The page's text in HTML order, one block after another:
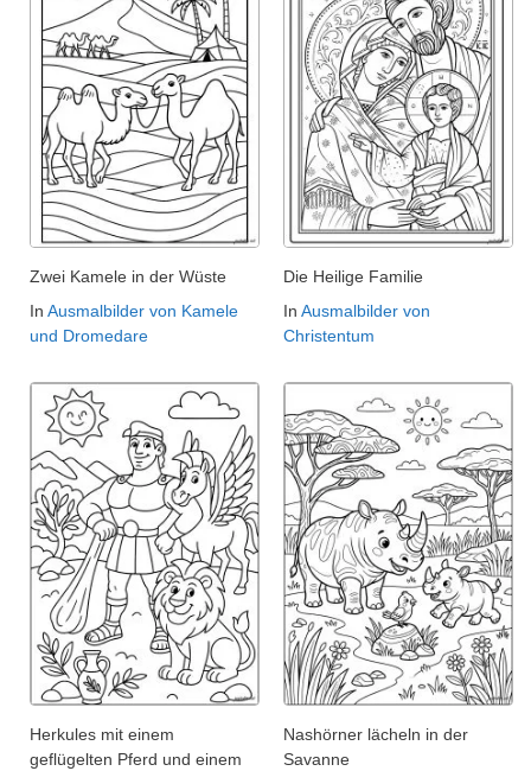
Zwei Kamele in der Wüste
In Ausmalbilder von Kamele
und Dromedare
Die Heilige Familie
In Ausmalbilder von
Christentum
Herkules mit einem
geflügelten Pferd und einem
Nashörner lächeln in der
Savanne